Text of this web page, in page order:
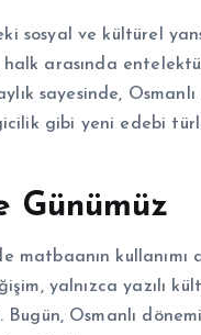
sosyal ve kültürel
halk arasında
sayesinde,
gibi yeni edebi
Günümüz
matbaanın
yalnızca yazılı
Osmanlı